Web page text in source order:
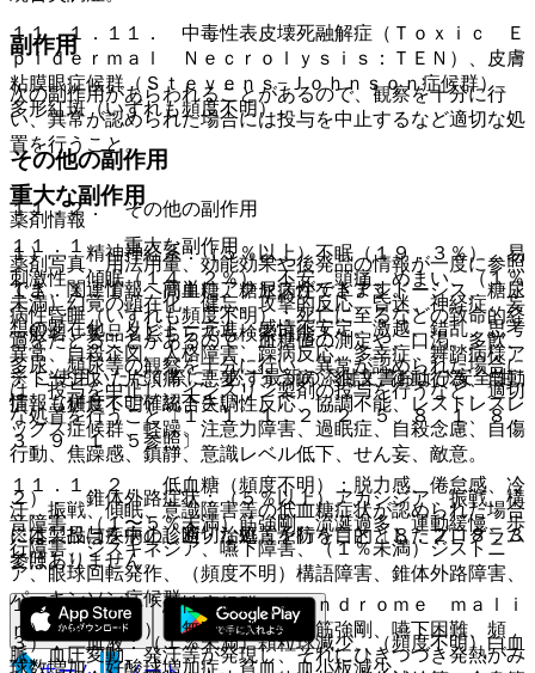
１１．１．１１． 中毒性表皮壊死融解症（Ｔｏｘｉｃ Ｅ
ｐｉｄｅｒｍａｌ Ｎｅｃｒｏｌｙｓｉｓ：ＴＥＮ）、皮膚
粘膜眼症候群（Ｓｔｅｖｅｎｓ−Ｊｏｈｎｓｏｎ症候群）、
多形紅斑（いずれも頻度不明）。
その他の副作用
１１．２． その他の副作用
１）． 精神神経系：（５％以上）不眠（１９．３％）、易
刺激性、傾眠（１４．２％）、不安、頭痛、めまい、（１％
未満）幻覚の顕在化、健忘、攻撃的反応、昏迷、神経症、妄
想の顕在化、リビドー亢進、感情不安定、激越、錯乱、思考
異常、自殺企図、人格障害、躁病反応、多幸症、舞踏病様ア
テトーシス、片頭痛、悪夢、うつ病、独語、衝動行為、自動
症、（頻度不明）統合失調性反応、協調不能、レストレスレ
ッグス症候群、軽躁、注意力障害、過眠症、自殺念慮、自傷
行動、焦躁感、鎮静、意識レベル低下、せん妄、敵意。
２）． 錐体外路症状：（５％以上）アカシジア、振戦、構
音障害、（１〜５％未満）筋強剛、流涎過多、運動緩慢、歩
行障害、ジスキネジア、嚥下障害、（１％未満）ジストニ
ア、眼球回転発作、（頻度不明）構語障害、錐体外路障害、
パーキンソン症候群。
３）． 血液：（１％未満）顆粒球減少、（頻度不明）白血
球数増加、好酸球増加症、貧血、血小板減少。
副作用
次の副作用があらわれることがあるので、観察を十分に行
い、異常が認められた場合には投与を中止するなど適切な処
置を行うこと。
重大な副作用
１１．１． 重大な副作用
１１．１．１． 高血糖、糖尿病性ケトアシドーシス、糖尿
病性昏睡（いずれも頻度不明）：死亡に至るなどの致命的経
過をたどることがあるので、血糖値の測定や、口渇、多飲、
多尿、頻尿等の観察を十分に行い、異常が認められた場合に
は、投与を中止し、インスリン製剤の投与を行うなど、適切
な処置を行うこと〔１．１、１．２、２．５、８．１、８．
３、９．１．５参照〕。
１１．１．２． 低血糖（頻度不明）：脱力感、倦怠感、冷
汗、振戦、傾眠、意識障害等の低血糖症状が認められた場合
には、投与を中止し適切な処置を行うこと〔８．２、８．３
参照〕。
１１．１．３． 悪性症候群（Ｓｙｎｄｒｏｍｅ ｍａｌｉ
ｎ）（０．２％）：無動緘黙、強度筋強剛、嚥下困難、頻
脈、血圧変動、発汗等が発現し、それにひきつづき発熱がみ
薬剤情報
薬剤写真、用法用量、効能効果や後発品の情報が一度に参照
でき、関連情報へ簡単にアクセスができます。
一般名、製品名どちらでも検索可能！
※ ご使用いただく際に、必ず最新の添付文書および安全性
情報も併せてご確認下さい。
※本製品は疾病の診断・治療・予防を目的としたプログラム
ではありません。